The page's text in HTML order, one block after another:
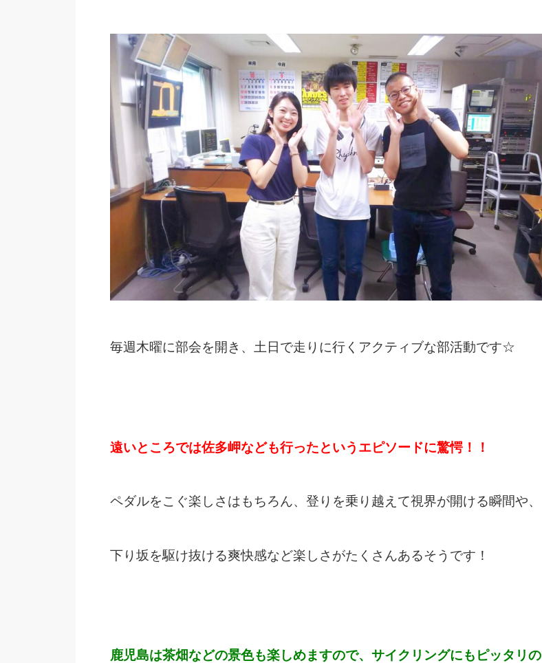
毎週木曜に部会を開き、土日で走りに行くアクティブな部活動です☆
遠いところでは佐多岬なども行ったというエピソードに驚愕！！
ペダルをこぐ楽しさはもちろん、登りを乗り越えて視界が開ける瞬間や、
下り坂を駆け抜ける爽快感など楽しさがたくさんあるそうです！
鹿児島は茶畑などの景色も楽しめますので、サイクリングにもピッタリの